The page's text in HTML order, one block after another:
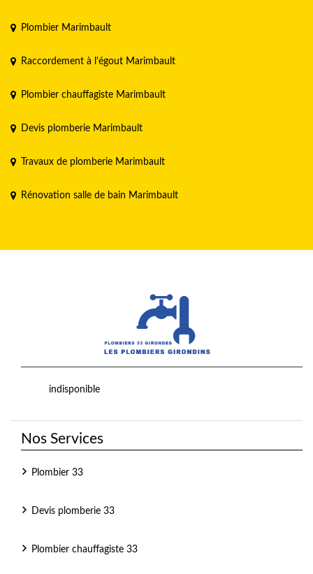
Plombier Marimbault
Raccordement à l'égout Marimbault
Plombier chauffagiste Marimbault
Devis plomberie Marimbault
Travaux de plomberie Marimbault
Rénovation salle de bain Marimbault
indisponible
Nos Services
Plombier 33
Devis plomberie 33
Plombier chauffagiste 33